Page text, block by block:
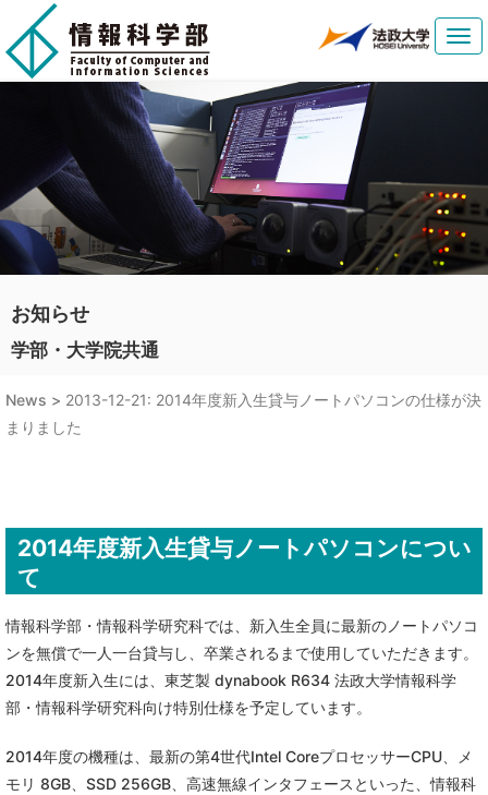
お知らせ
学部・大学院共通
News > 2013-12-21: 2014年度新入生貸与ノートパソコンの仕様が決
まりました
2014年度新入生貸与ノートパソコンについ
て
情報科学部・情報科学研究科では、新入生全員に最新のノートパソコ
ンを無償で一人一台貸与し、卒業されるまで使用していただきます。
2014年度新入生には、東芝製 dynabook R634 法政大学情報科学
部・情報科学研究科向け特別仕様を予定しています。
2014年度の機種は、最新の第4世代Intel CoreプロセッサーCPU、メ
モリ 8GB、SSD 256GB、高速無線インタフェースといった、情報科